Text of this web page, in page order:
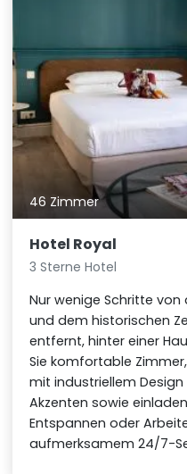
46 Zimmer
Hotel Royal
3 Sterne Hotel
Nur wenige Schritte
und dem historischen
entfernt, hinter einer
Sie komfortable
mit industriellem
Akzenten sowie
Entspannen oder
aufmerksamem 24/7-